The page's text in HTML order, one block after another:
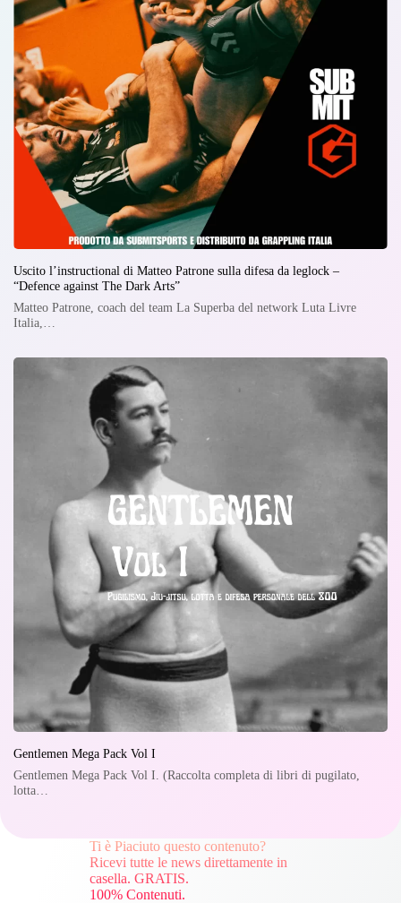
Uscito l’instructional di Matteo Patrone sulla difesa da leglock –
“Defence against The Dark Arts”
Matteo Patrone, coach del team La Superba del network Luta Livre
Italia,…
Gentlemen Mega Pack Vol I
Gentlemen Mega Pack Vol I. (Raccolta completa di libri di pugilato,
lotta…
Ti è Piaciuto questo contenuto?
Ricevi tutte le news direttamente in
casella. GRATIS.
100% Contenuti.